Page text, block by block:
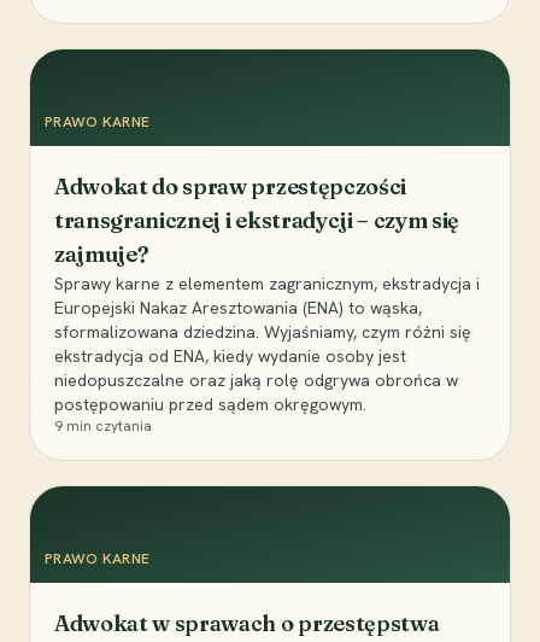
PRAWO KARNE
Adwokat do spraw przestępczości
transgranicznej i ekstradycji – czym się
zajmuje?
Sprawy karne z elementem zagranicznym, ekstradycja i
Europejski Nakaz Aresztowania (ENA) to wąska,
sformalizowana dziedzina. Wyjaśniamy, czym różni się
ekstradycja od ENA, kiedy wydanie osoby jest
niedopuszczalne oraz jaką rolę odgrywa obrońca w
postępowaniu przed sądem okręgowym.
9 min czytania
PRAWO KARNE
Adwokat w sprawach o przestępstwa